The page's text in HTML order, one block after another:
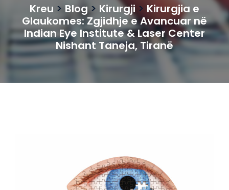
Kreu > Blog> Kirurgji > Kirurgjia e
Glaukomes: Zgjidhje e Avancuar në
Indian Eye Institute & Laser Center
Nishant Taneja, Tiranë